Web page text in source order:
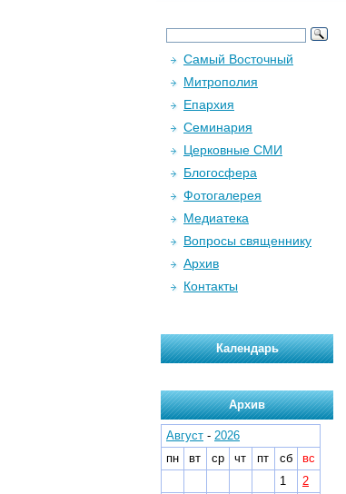
Самый Восточный
Митрополия
Епархия
Семинария
Церковные СМИ
Блогосфера
Фотогалерея
Медиатека
Вопросы священнику
Архив
Контакты
Календарь
Архив
Август - 2026
пн
вт ср чт пт сб
вс
1
2